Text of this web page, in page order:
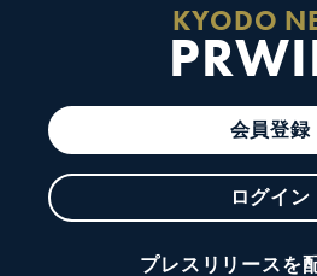
KYODO
会員登録
ログイン
プレスリリースを